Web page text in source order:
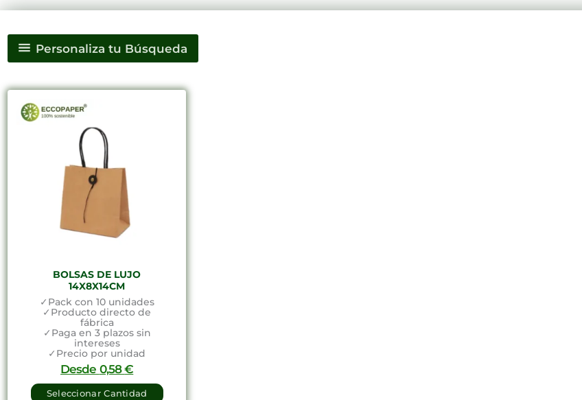
Personaliza tu Búsqueda
BOLSAS DE LUJO
14X8X14CM
✓Pack con 10 unidades
✓Producto directo de
fábrica
✓Paga en 3 plazos sin
intereses
✓Precio por unidad
Desde 0,58€
Seleccionar Cantidad